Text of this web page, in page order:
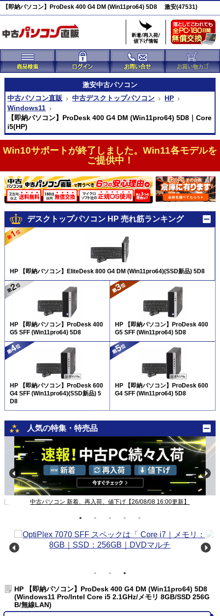
【即納パソコン】ProDesk 400 G4 DM (Win11pro64) 5D8 激安(47531)
激安中古パソコン
中古パソコン直販
中古デスクトップパソコン
HP
Windows11
【即納パソコン】ProDesk 400 G4 DM (Win11pro64) 5D8｜Core
i5(HP)
Win10サポートが終了しました。Win11各モデルを
ご提供中！
デスクトップパソコン HP 売れ筋ランキング
HP 【即納パソコン】EliteDesk 800 G4 DM (Win11pro64)(SSD新品) 5D8
HP 【即納パソコン】ProDesk 400
G5 SFF (Win11pro64) 5D8
HP 【即納パソコン】ProDesk 400
G5 SFF (Win11pro64) 5D8
HP 【即納パソコン】ProDesk 600
G4 SFF (Win11pro64)(SSD新品) 5
D8
HP 【即納パソコン】ProDesk 600
G4 SFF (Win11pro64) 5D8
人気の特集・特売品
中古パソコン 新着、再入荷、値下げ【26/08/08 16:00更新】
HP 【即納パソコン】ProDesk 400 G4 DM (Win11pro64) 5D8
(Windows11 Pro/Intel Core i5 2.1GHz/メモリ 8GB/SSD 256G
B/無線LAN)